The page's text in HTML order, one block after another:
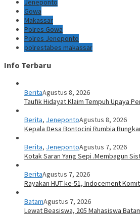
Jeneponto
Gowa
Makassar
Polres Gowa
Polres Jeneponto
polrestabes makassar
Info Terbaru
BeritaAgustus 8, 2026
Taufik Hidayat Klaim Tempuh Upaya
Berita, JenepontoAgustus 8, 2026
Kepala Desa Bontocini Rumbia
Berita, JenepontoAgustus 7, 2026
Kotak Saran Yang Sepi .Membagun
BeritaAgustus 7, 2026
Rayakan HUT ke-51, Indocement
BatamAgustus 7, 2026
Lewat Beasiswa, 205 Mahasiswa